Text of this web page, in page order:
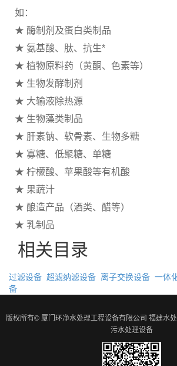
如：
★ 酶制剂及蛋白类制品
★ 氨基酸、肽、抗生*
★ 植物原料药（黄酮、色素等）
★ 生物发酵制剂
★ 大输液除热源
★ 生物藻类制品
★ 肝素钠、软骨素、生物多糖
★ 寡糖、低聚糖、单糖
★ 柠檬酸、苹果酸等有机酸
★ 果蔬汁
★ 酿造产品（酒类、醋等）
★ 乳制品
相关目录
过滤设备 超滤纳滤设备 离子交换设备 一体
备
版权所有© 厦门环净水处理工程设备有限公司 福建水
污水处理设备